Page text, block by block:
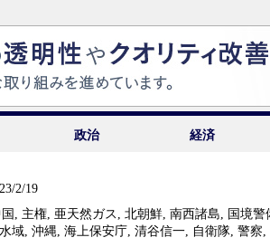
政治 経済
2/19
, 主権, 亜天然ガス ,北朝鮮,南西諸島, 国境警
域, 沖縄, 海上保安庁, 清谷信一, 自衛隊, 警察,